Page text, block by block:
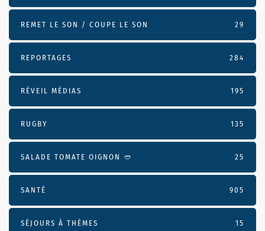
REMET LE SON / COUPE LE SON 29
REPORTAGES 284
RÉVEIL MÉDIAS 195
RUGBY 135
SALADE TOMATE OIGNON 🥙 25
SANTÉ 905
SÉJOURS À THÈMES 15